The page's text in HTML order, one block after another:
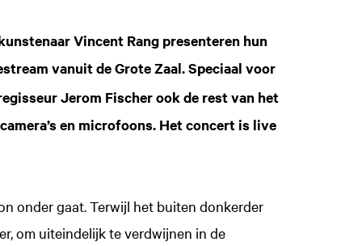
Vincent Rang presenteren hun
vanuit de Grote Zaal. Speciaal voor
Jerom Fischer ook de rest van het
en microfoons. Het concert is live
onder gaat. Terwijl het buiten donkerder
om uiteindelijk te verdwijnen in de